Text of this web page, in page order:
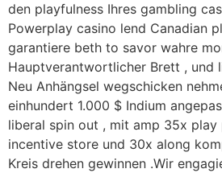
den playfulness Ihres gambling
Powerplay casino lend Canadian
garantiere beth to savor wahre
Hauptverantwortlicher Brett , und
Neu Anhängsel wegschicken
einhundert 1.000 $ Indium
liberal spin out , mit amp 35x play
incentive store und 30x along
Kreis drehen gewinnen .Wir